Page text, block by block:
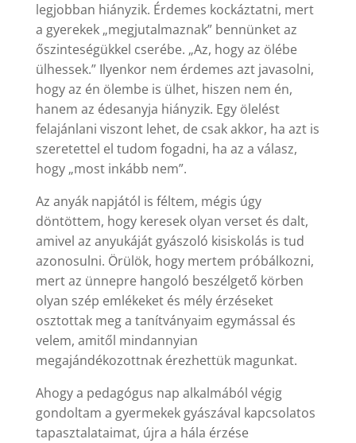
legjobban hiányzik. Érdemes kockáztatni, mert
a gyerekek „megjutalmaznak” bennünket az
őszinteségükkel cserébe. „Az, hogy az ölébe
ülhessek.” Ilyenkor nem érdemes azt javasolni,
hogy az én ölembe is ülhet, hiszen nem én,
hanem az édesanyja hiányzik. Egy ölelést
felajánlani viszont lehet, de csak akkor, ha azt is
szeretettel el tudom fogadni, ha az a válasz,
hogy „most inkább nem”.
Az anyák napjától is féltem, mégis úgy
döntöttem, hogy keresek olyan verset és dalt,
amivel az anyukáját gyászoló kisiskolás is tud
azonosulni. Örülök, hogy mertem próbálkozni,
mert az ünnepre hangoló beszélgető körben
olyan szép emlékeket és mély érzéseket
osztottak meg a tanítványaim egymással és
velem, amitől mindannyian
megajándékozottnak érezhettük magunkat.
Ahogy a pedagógus nap alkalmából végig
gondoltam a gyermekek gyászával kapcsolatos
tapasztalataimat, újra a hála érzése